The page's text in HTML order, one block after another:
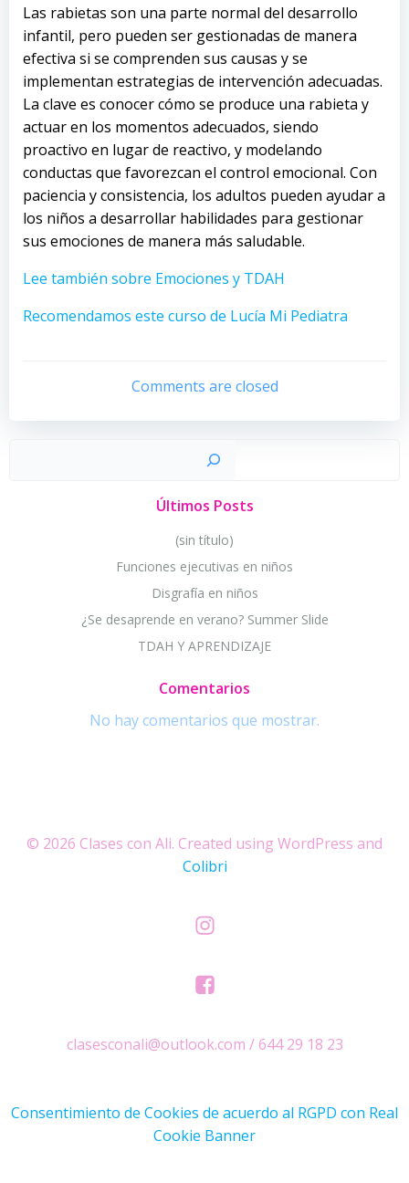
Las rabietas son una parte normal del desarrollo
infantil, pero pueden ser gestionadas de manera
efectiva si se comprenden sus causas y se
implementan estrategias de intervención adecuadas.
La clave es conocer cómo se produce una rabieta y
actuar en los momentos adecuados, siendo
proactivo en lugar de reactivo, y modelando
conductas que favorezcan el control emocional. Con
paciencia y consistencia, los adultos pueden ayudar a
los niños a desarrollar habilidades para gestionar
sus emociones de manera más saludable.
Lee también sobre Emociones y TDAH
Recomendamos este curso de Lucía Mi Pediatra
Comments are closed
Últimos Posts
(sin título)
Funciones ejecutivas en niños
Disgrafía en niños
¿Se desaprende en verano? Summer Slide
TDAH Y APRENDIZAJE
Comentarios
No hay comentarios que mostrar.
© 2026 Clases con Ali. Created using WordPress and
Colibri
clasesconali@outlook.com / 644 29 18 23
Consentimiento de Cookies de acuerdo al RGPD con Real
Cookie Banner